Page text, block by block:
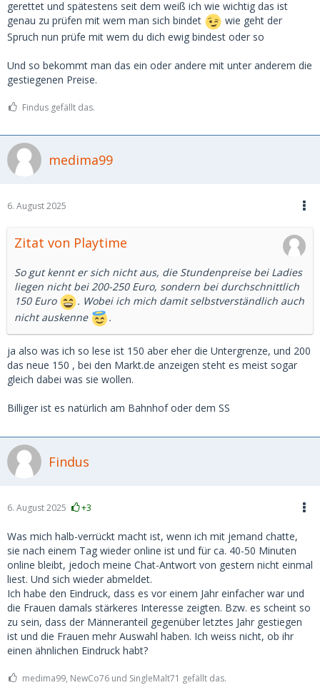
gerettet und spätestens seit dem weiß ich wie wichtig das ist
genau zu prüfen mit wem man sich bindet
wie geht der
Spruch nun prüfe mit wem du dich ewig bindest oder so
Und so bekommt man das ein oder andere mit unter anderem die
gestiegenen Preise.
Findus gefällt das.
medima99
6. August 2025
Zitat von Playtime
So gut kennt er sich nicht aus, die Stundenpreise bei Ladies
liegen nicht bei 200-250 Euro, sondern bei durchschnittlich
150 Euro
. Wobei ich mich damit selbstverständlich auch
nicht auskenne
.
ja also was ich so lese ist 150 aber eher die Untergrenze, und 200
das neue 150 , bei den Markt.de anzeigen steht es meist sogar
gleich dabei was sie wollen.
Billiger ist es natürlich am Bahnhof oder dem SS
Findus
6. August 2025 +3
Was mich halb-verrückt macht ist, wenn ich mit jemand chatte,
sie nach einem Tag wieder online ist und für ca. 40-50 Minuten
online bleibt, jedoch meine Chat-Antwort von gestern nicht einmal
liest. Und sich wieder abmeldet.
Ich habe den Eindruck, dass es vor einem Jahr einfacher war und
die Frauen damals stärkeres Interesse zeigten. Bzw. es scheint so
zu sein, dass der Männeranteil gegenüber letztes Jahr gestiegen
ist und die Frauen mehr Auswahl haben. Ich weiss nicht, ob ihr
einen ähnlichen Eindruck habt?
medima99, NewCo76 und SingleMalt71 gefällt das.